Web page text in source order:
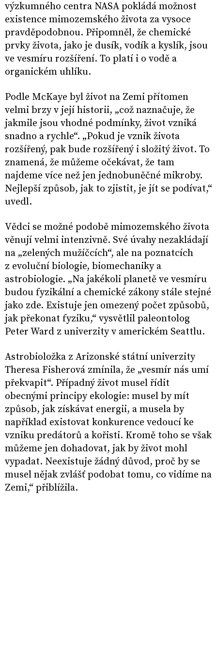
výzkumného centra NASA pokládá možnost
existence mimozemského života za vysoce
pravděpodobnou. Připomněl, že chemické
prvky života, jako je dusík, vodík a kyslík, jsou
ve vesmíru rozšíření. To platí i o vodě a
organickém uhlíku.
Podle McKaye byl život na Zemi přítomen
velmi brzy v její historii, „což naznačuje, že
jakmile jsou vhodné podmínky, život vzniká
snadno a rychle“. „Pokud je vznik života
rozšířený, pak bude rozšířený i složitý život. To
znamená, že můžeme očekávat, že tam
najdeme více než jen jednobuněčné mikroby.
Nejlepší způsob, jak to zjistit, je jít se podívat,“
uvedl.
Vědci se možné podobě mimozemského života
věnují velmi intenzivně. Své úvahy nezakládají
na „zelených mužíčcích“, ale na poznatcích
z evoluční biologie, biomechaniky a
astrobiologie. „Na jakékoli planetě ve vesmíru
budou fyzikální a chemické zákony stále stejné
jako zde. Existuje jen omezený počet způsobů,
jak překonat fyziku,“ vysvětlil paleontolog
Peter Ward z univerzity v americkém Seattlu.
Astrobioložka z Arizonské státní univerzity
Theresa Fisherová zmínila, že „vesmír nás umí
překvapit“. Případný život musel řídit
obecnými principy ekologie: musel by mít
způsob, jak získávat energii, a musela by
například existovat konkurence vedoucí ke
vzniku predátorů a kořisti. Kromě toho se však
můžeme jen dohadovat, jak by život mohl
vypadat. Neexistuje žádný důvod, proč by se
musel nějak zvlášť podobat tomu, co vidíme na
Zemi,“ přiblížila.